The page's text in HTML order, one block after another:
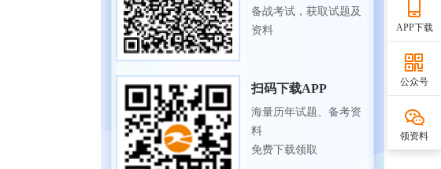
备战考试，获取试题及
资料
扫码下载APP
海量历年试题、备考资
料
免费下载领取
APP下载
公众号
领资料